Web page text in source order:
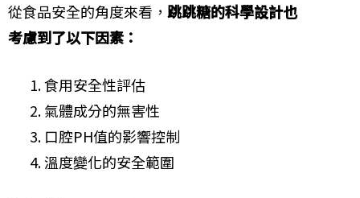
從食品安全的角度來看， 跳跳糖的科學設計也
考慮到了以下因素：
食用安全性評估
氣體成分的無害性
口腔PH值的影響控制
溫度變化的安全範圍